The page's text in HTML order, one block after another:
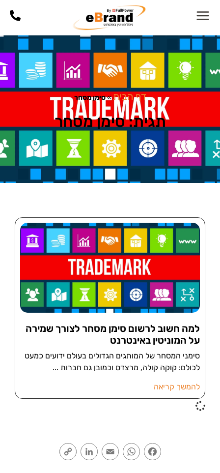
דף הבית»סימן מסחר
תגית: סימן מסחר
למה חשוב לרשום סימן מסחר לצורך שמירה
על המוניטין באינטרנט
סימני המסחר של המותגים הגדולים בעולם ידועים כמעט
לכולם: קוקה קולה, מרצדס וכמובן גם חברות
להמשך קריאה
Facebook
WhatsApp
Email
LinkedIn